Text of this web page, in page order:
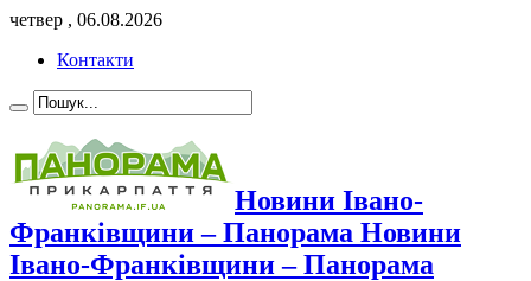
четвер , 06.08.2026
Контакти
Новини Івано-
Франківщини – Панорама Новини
Івано-Франківщини – Панорама